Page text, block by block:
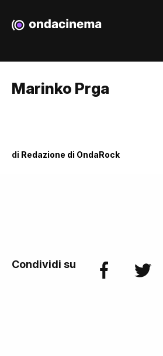
Marinko Prga
di Redazione di OndaRock
Condividi su